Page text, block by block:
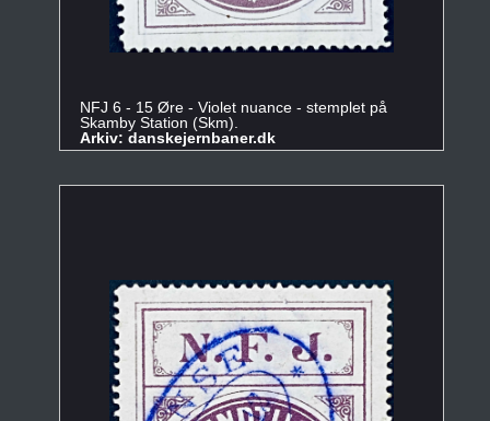
NFJ 6 - 15 Øre - Violet nuance - stemplet på
Skamby Station (Skm).
Arkiv: danskejernbaner.dk